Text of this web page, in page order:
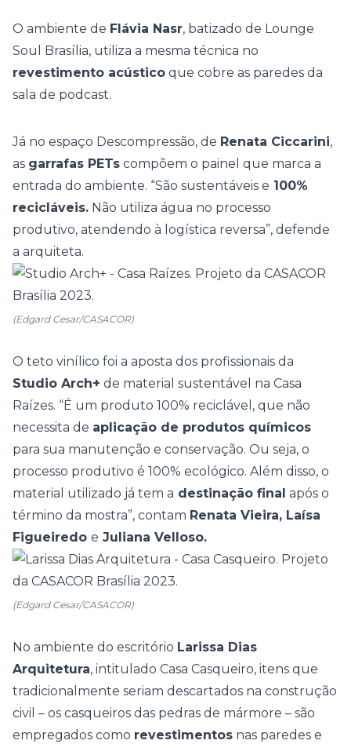
O ambiente de Flávia Nasr, batizado de Lounge
Soul Brasília, utiliza a mesma técnica no
revestimento acústico que cobre as paredes da
sala de podcast.
Já no espaço Descompressão, de Renata Ciccarini,
as garrafas PETs compõem o painel que marca a
entrada do ambiente. “São sustentáveis e 100%
recicláveis. Não utiliza água no processo
produtivo, atendendo à logística reversa”, defende
a arquiteta.
(Edgard Cesar/CASACOR)
O teto vinílico foi a aposta dos profissionais da
Studio Arch+ de material sustentável na Casa
Raízes. “É um produto 100% reciclável, que não
necessita de aplicação de produtos químicos
para sua manutenção e conservação. Ou seja, o
processo produtivo é 100% ecológico. Além disso, o
material utilizado já tem a destinação final após o
término da mostra”, contam Renata Vieira, Laísa
Figueiredo e Juliana Velloso.
(Edgard Cesar/CASACOR)
No ambiente do escritório Larissa Dias
Arquitetura, intitulado Casa Casqueiro, itens que
tradicionalmente seriam descartados na construção
civil – os casqueiros das pedras de mármore – são
empregados como revestimentos nas paredes e